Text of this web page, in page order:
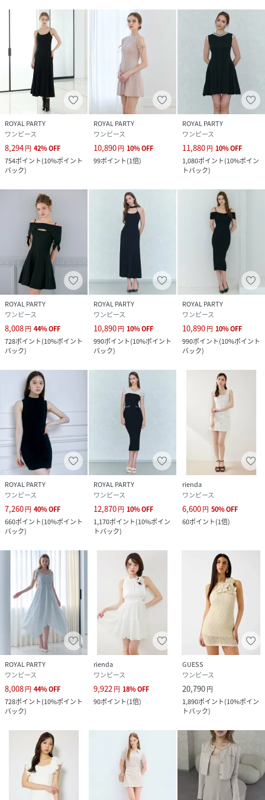
ROYAL PARTY
ワンピース
8,294円 42%OFF
754ポイント(10%ポイント
バック)
ROYAL PARTY
ワンピース
10,890円 10%OFF
99ポイント(1倍)
ROYAL PARTY
ワンピース
11,880円 10%OFF
1,080ポイント(10%ポイン
トバック)
ROYAL PARTY
ワンピース
8,008円 44%OFF
728ポイント(10%ポイント
バック)
ROYAL PARTY
ワンピース
10,890円 10%OFF
990ポイント(10%ポイント
バック)
ROYAL PARTY
ワンピース
10,890円 10%OFF
990ポイント(10%ポイント
バック)
ROYAL PARTY
ワンピース
7,260円 40%OFF
660ポイント(10%ポイント
バック)
ROYAL PARTY
ワンピース
12,870円 10%OFF
1,170ポイント(10%ポイン
トバック)
rienda
ワンピース
6,600円 50%OFF
60ポイント(1倍)
ROYAL PARTY
ワンピース
8,008円 44%OFF
728ポイント(10%ポイント
バック)
rienda
ワンピース
9,922円 18%OFF
90ポイント(1倍)
GUESS
ワンピース
20,790円
1,890ポイント(10%ポイン
トバック)